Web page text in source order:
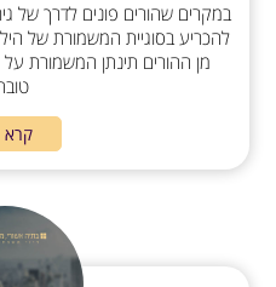
במקרים שהורים פונים לדרך של
להכריע בסוגיית המשמורת של
מן ההורים תינתן המשמורת על
קרא